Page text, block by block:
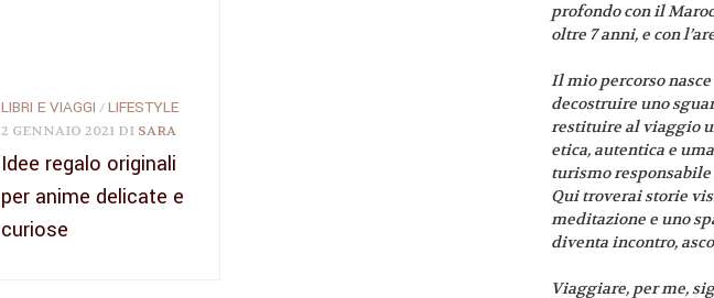
LIBRI E VIAGGI /LIFESTYLE
2 GENNAIO 2021 DI SARA
Idee regalo originali
per anime delicate e
curiose
profondo con il
oltre 7 anni, e con
Il mio percorso
decostruire uno
restituire al viaggio
etica, autentica e
turismo responsabile
Qui troverai storie
meditazione e uno
diventa incontro,
Viaggiare, per me,